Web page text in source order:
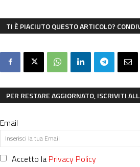
TI È PIACIUTO QUESTO ARTICOLO?
PER RESTARE AGGIORNATO, ISCRIVITI
Email
Accetto la Privacy Policy